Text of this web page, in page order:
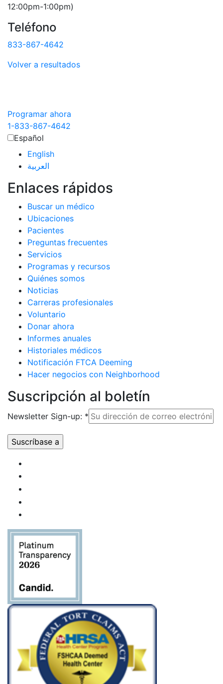
12:00pm-1:00pm)
Teléfono
833-867-4642
Volver a resultados
Programar ahora
1-833-867-4642
Español
English
العربية‏
Enlaces rápidos
Buscar un médico
Ubicaciones
Pacientes
Preguntas frecuentes
Servicios
Programas y recursos
Quiénes somos
Noticias
Carreras profesionales
Voluntario
Donar ahora
Informes anuales
Historiales médicos
Notificación FTCA Deeming
Hacer negocios con Neighborhood
Suscripción al boletín
Newsletter Sign-up: *
Uso de
Constant
Contact.
campo
blanco.